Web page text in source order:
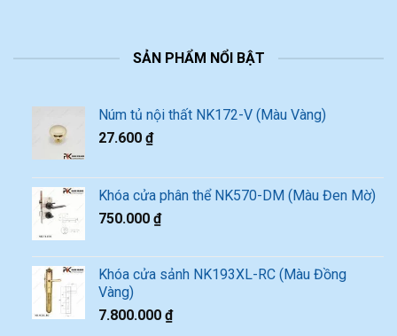
SẢN PHẨM NỔI BẬT
Núm tủ nội thất NK172-V (Màu Vàng)
27.600 ₫
Khóa cửa phân thể NK570-DM (Màu Đen Mờ)
750.000 ₫
Khóa cửa sảnh NK193XL-RC (Màu Đồng
Vàng)
7.800.000 ₫